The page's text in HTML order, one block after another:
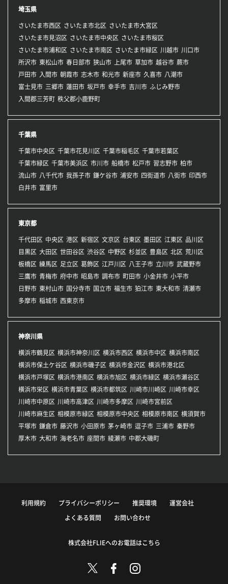
埼玉県
さいたま市西区 さいたま市北区
さいたま市大宮区
さいたま市見沼区
さいたま市中央区
さいたま市桜区
さいたま市浦和区
さいたま市南区 さいたま市緑区 川越市 川口市
所沢市 東松山市 春日部市 狭山市 上尾市 草加市 越谷市 蕨市
戸田市 入間市 朝霞市 志木市 和光市 新座市 久喜市 八潮市
富士見市 三郷市 蓮田市 坂戸市 幸手市 吉川市 ふじみ野市
入間郡三芳町 秩父郡小鹿野町
千葉県
千葉市中央区 千葉市花見川区 千葉市稲毛区 千葉市若葉区
千葉市緑区 千葉市美浜区 市川市 船橋市 松戸市 習志野市 柏市
流山市 八千代市 我孫子市 鎌ケ谷市 浦安市 四街道市 八街市 印西市
白井市 富里市
東京都
千代田区 中央区 港区 新宿区 文京区 台東区 墨田区 江東区 品川区
目黒区 大田区 世田谷区 渋谷区 中野区 杉並区 豊島区 北区 荒川区
板橋区 練馬区 足立区 葛飾区 江戸川区 八王子市 立川市 武蔵野市
三鷹市 青梅市 府中市 昭島市 調布市 町田市 小金井市 小平市
日野市 東村山市 国分寺市 国立市 福生市 狛江市 東大和市 清瀬市
多摩市 稲城市 西東京市
神奈川県
横浜市鶴見区 横浜市神奈川区 横浜市西区 横浜市中区 横浜市南区
横浜市保土ケ谷区 横浜市磯子区 横浜市金沢区 横浜市港北区
横浜市戸塚区 横浜市港南区 横浜市旭区 横浜市緑区 横浜市瀬谷区
横浜市栄区 横浜市青葉区 横浜市都筑区 川崎市川崎区 川崎市幸区
川崎市中原区 川崎市高津区 川崎市多摩区 川崎市宮前区
川崎市麻生区 相模原市緑区 相模原市中央区 相模原市南区 横須賀市
平塚市 鎌倉市 藤沢市 小田原市 茅ヶ崎市 逗子市 三浦市 秦野市
厚木市 大和市 海老名市 座間市 綾瀬市 中郡大磯町
利用規約 プライバシーポリシー 推奨環境 運営会社
よくある質問 お問い合わせ
株式会社FLIEへのお電話はこちら